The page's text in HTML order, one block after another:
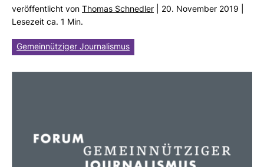
ver­öf­fent­licht von Thomas Schnedler | 20. November 2019 |
Lese­zeit ca. 1 Min.
Gemeinnütziger Journalismus